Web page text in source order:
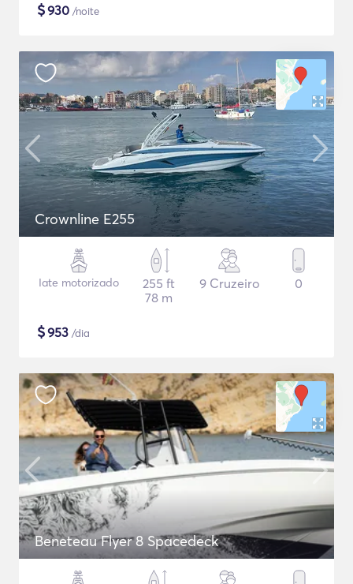
$930 /noite
Crownline E255
Iate motorizado
255 ft
78 m
9 Cruzeiro 0
$953 /dia
Beneteau Flyer 8 Spacedeck